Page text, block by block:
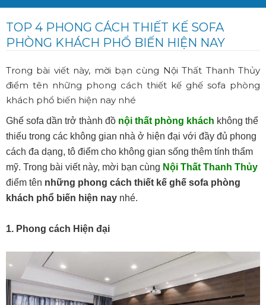
TOP 4 PHONG CÁCH THIẾT KẾ SOFA
PHÒNG KHÁCH PHỔ BIẾN HIỆN NAY
Trong bài viết này, mời bạn cùng Nội Thất Thanh Thủy
điểm tên những phong cách thiết kế ghế sofa phòng
khách phổ biến hiện nay nhé
Ghế sofa dần trở thành đồ nội thất phòng khách không thể
thiếu trong các không gian nhà ở hiện đại với đầy đủ phong
cách đa dạng, tô điểm cho không gian sống thêm tính thẩm
mỹ. Trong bài viết này, mời bạn cùng Nội Thất Thanh Thủy
điểm tên những phong cách thiết kế ghế sofa phòng
khách phổ biến hiện nay nhé.
1. Phong cách Hiện đại